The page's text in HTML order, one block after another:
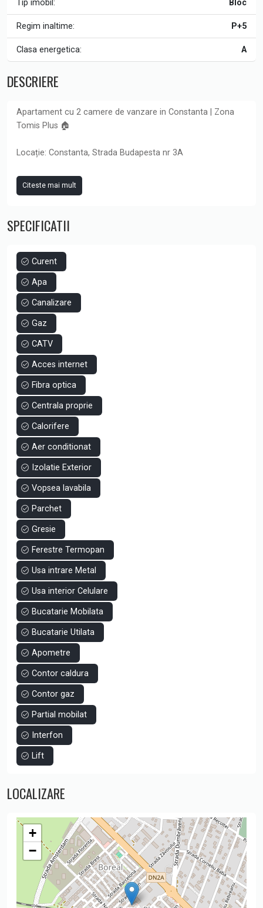
Tip imobil: Bloc
Regim inaltime: P+5
Clasa energetica: A
DESCRIERE
Apartament cu 2 camere de vanzare in Constanta | Zona
Tomis Plus 🏠
Locație: Constanta, Strada Budapesta nr 3A
Suprafata utila totala 58,90 mpu |
Dormitoare: 1 |
Bucatarie inchisa: 1 |
Living: 1 |
Etaj 5/5 |
Centrala pe gaz |
Aer conditionat |
Izolat exterior |
Parcare privata, comuna pentru locatarii blocului |
Pret: 89.000 Euro | Apartamentul se vinde mobilat si utilat
parial |
Aveți posibilitatea de a va achizitiona un apartament cu 2
camere spatios si bine amplasat intr-o zona excelenta a
cartierului Tomis Plus.
Pentru extra detalii si stabilirea unei vizionari, suna acum.
Citeste mai mult
SPECIFICATII
Curent
Apa
Canalizare
Gaz
CATV
Acces internet
Fibra optica
Centrala proprie
Calorifere
Aer conditionat
Izolatie Exterior
Vopsea lavabila
Parchet
Gresie
Ferestre Termopan
Usa intrare Metal
Usa interior Celulare
Bucatarie Mobilata
Bucatarie Utilata
Apometre
Contor caldura
Contor gaz
Partial mobilat
Interfon
Lift
LOCALIZARE
+
−